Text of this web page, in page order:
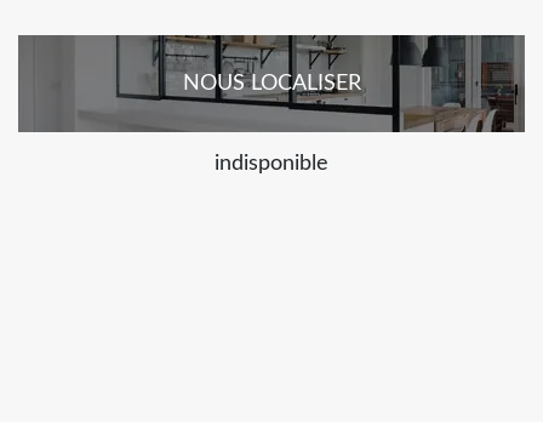
NOUS LOCALISER
indisponible